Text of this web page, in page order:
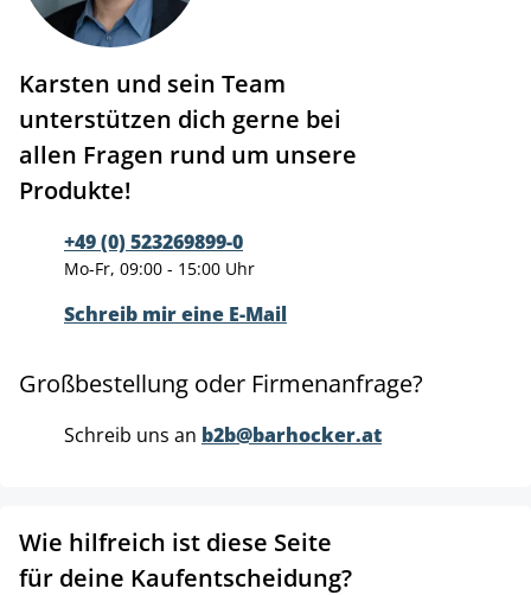
Karsten und sein Team
unterstützen dich gerne bei
allen Fragen rund um unsere
Produkte!
+49 (0) 523269899-0
Mo-Fr, 09:00 - 15:00 Uhr
Schreib mir eine E-Mail
Großbestellung oder Firmenanfrage?
Schreib uns an b2b@barhocker.at
Wie hilfreich ist diese Seite
für deine Kaufentscheidung?